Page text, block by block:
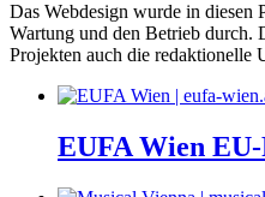
Das Webdesign wurde in diesen
Wartung und den Betrieb durch.
Projekten auch die redaktionelle
EUFA Wien